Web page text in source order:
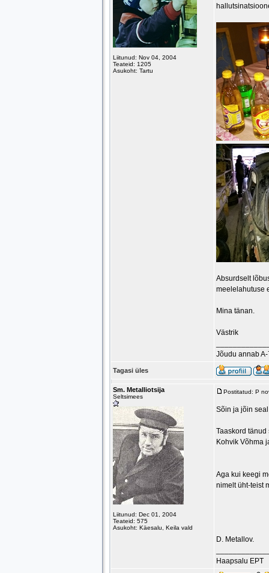
Liitunud: Nov 04, 2004
Teateid: 1205
Asukoht: Tartu
Absurdselt
meelelahutuse
Mina tänan.
Västrik
Jõudu annab
Tagasi üles
Sm. Metalliotsija
Seltsimees
Liitunud: Dec 01, 2004
Teateid: 575
Asukoht: Käesalu, Keila vald
Postitatud: P
Sõin ja jõin
Taaskord
Kohvik Võhma
Aga kui keegi
nimelt üht-teist
D. Metallov.
Haapsalu EPT